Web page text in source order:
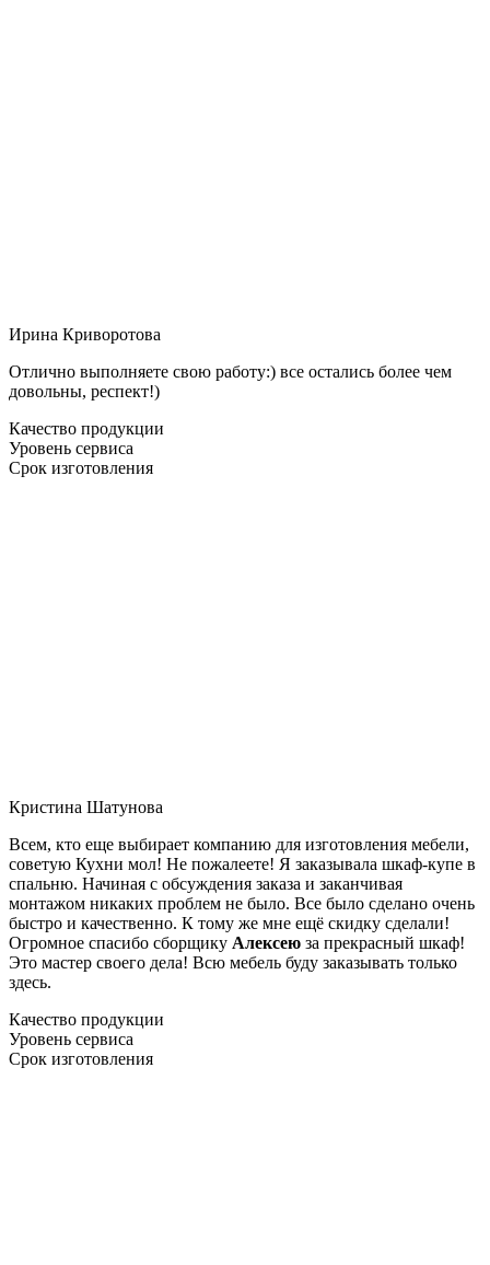
Ирина Криворотова
Отлично выполняете свою работу:) все остались более чем
довольны, респект!)
Качество продукции
Уровень сервиса
Срок изготовления
Кристина Шатунова
Всем, кто еще выбирает компанию для изготовления мебели,
советую Кухни мол! Не пожалеете! Я заказывала шкаф-купе в
спальню. Начиная с обсуждения заказа и заканчивая
монтажом никаких проблем не было. Все было сделано очень
быстро и качественно. К тому же мне ещё скидку сделали!
Огромное спасибо сборщику Алексею за прекрасный шкаф!
Это мастер своего дела! Всю мебель буду заказывать только
здесь.
Качество продукции
Уровень сервиса
Срок изготовления